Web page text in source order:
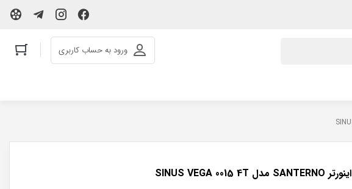
ورود به حساب کاربری
اینورتر SANTERNO مدل SINUS VEGA 0015 4T